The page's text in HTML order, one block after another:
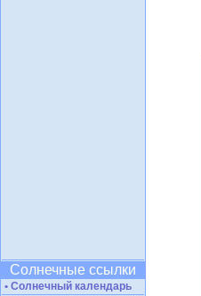
Солнечные ссылки
• Солнечный календарь